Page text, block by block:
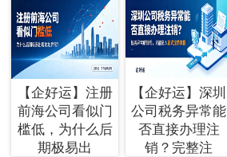
【企好运】注册
前海公司看似门
槛低，为什么后
期极易出
【企好运】深圳
公司税务异常能
否直接办理注
销？完整注